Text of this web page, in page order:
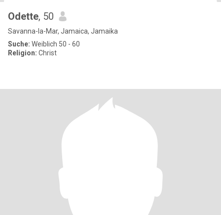
Odette, 50
Savanna-la-Mar, Jamaica, Jamaika
Suche: Weiblich 50 - 60
Religion: Christ